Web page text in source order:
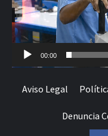
00:00
Aviso Legal
Denuncia